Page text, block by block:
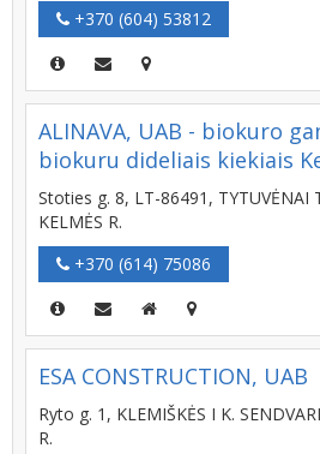
+370 (604) 53812
ALINAVA, UAB - biokuro
biokuru dideliais kiekiais
Stoties g. 8, LT-86491, TYTUVĖNAI
KELMĖS R.
+370 (614) 75086
ESA CONSTRUCTION, UAB
Ryto g. 1, KLEMIŠKĖS I K.
R.